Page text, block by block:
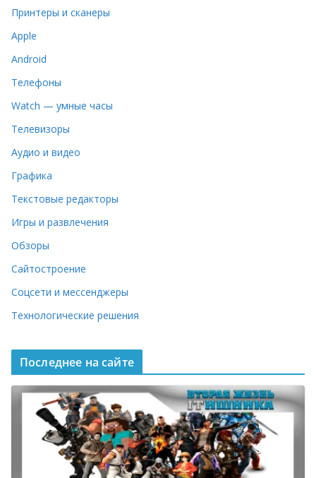
Принтеры и сканеры
Apple
Android
Телефоны
Watch — умные часы
Телевизоры
Аудио и видео
Графика
Текстовые редакторы
Игры и развлечения
Обзоры
Сайтостроение
Соцсети и мессенджеры
Технологические решения
Последнее на сайте